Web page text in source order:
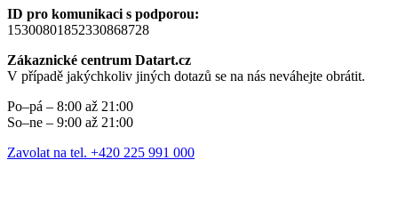
ID pro komunikaci s podporou:
15300801852330868728
Zákaznické centrum Datart.cz
V případě jakýchkoliv jiných dotazů se na nás neváhejte obrátit.
Po–pá – 8:00 až 21:00
So–ne – 9:00 až 21:00
Zavolat na tel. +420 225 991 000